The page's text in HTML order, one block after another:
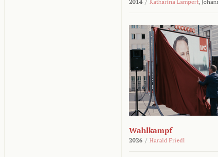
2014 / Katharina Lampert,
Wahlkampf
2026 / Harald Friedl